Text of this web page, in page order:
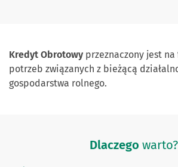
Kredyt Obrotowy przeznaczony jest
potrzeb związanych z bieżącą
gospodarstwa rolnego.
Dlaczego warto?